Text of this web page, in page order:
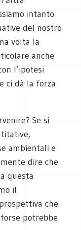
intanto
del nostro
volta la
anche
l’ipotesi
ci dà la forza
Se si
ambientali e
dire che
questa
il
che
potrebbe